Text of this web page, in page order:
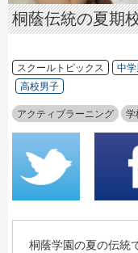
桐蔭伝統の夏期
スクールトピックス 中
高校男子
アクティブラーニング 学
桐蔭学園の夏の伝統